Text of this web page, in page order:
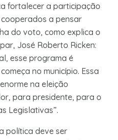
fortalecer a participação
a pensar
do voto, como explica o
José Roberto Ricken:
esse programa é
no município. Essa
na eleição
para presidente, para o
Legislativas”.
política deve ser